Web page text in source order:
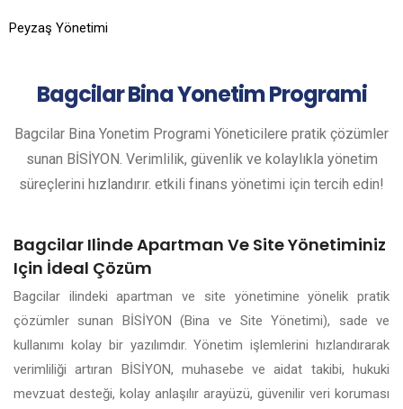
Peyzaş Yönetimi
BagcilarBina Yonetim Programi
Bagcilar Bina Yonetim Programi Yöneticilere pratik çözümler
sunan BİSİYON. Verimlilik, güvenlik ve kolaylıkla yönetim
süreçlerini hızlandırır. etkili finans yönetimi için tercih edin!
Bagcilar Ilinde Apartman Ve Site Yönetiminiz
Için İdeal Çözüm
Bagcilar ilindeki apartman ve site yönetimine yönelik pratik
çözümler sunan BİSİYON (Bina ve Site Yönetimi), sade ve
kullanımı kolay bir yazılımdır. Yönetim işlemlerini hızlandırarak
verimliliği artıran BİSİYON, muhasebe ve aidat takibi, hukuki
mevzuat desteği, kolay anlaşılır arayüzü, güvenilir veri koruması